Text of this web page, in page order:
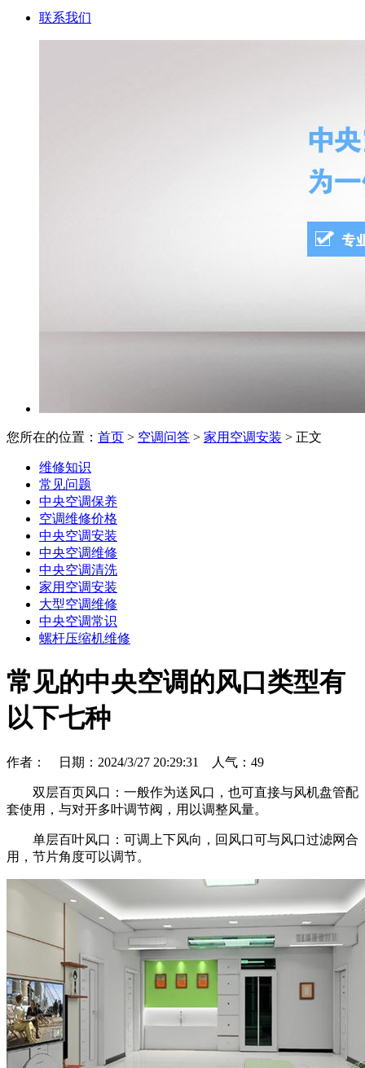
联系我们
您所在的位置： 首页 > 空调问答 > 家用空调安装 > 正文
维修知识
常见问题
中央空调保养
空调维修价格
中央空调安装
中央空调维修
中央空调清洗
家用空调安装
大型空调维修
中央空调常识
螺杆压缩机维修
常见的中央空调的风口类型有
以下七种
作者： 日期：2024/3/27 20:29:31 人气： 49
双层百页风口：一般作为送风口，也可直接与风机盘管配
套使用，与对开多叶调节阀，用以调整风量。
单层百叶风口：可调上下风向，回风口可与风口过滤网合
用，节片角度可以调节。